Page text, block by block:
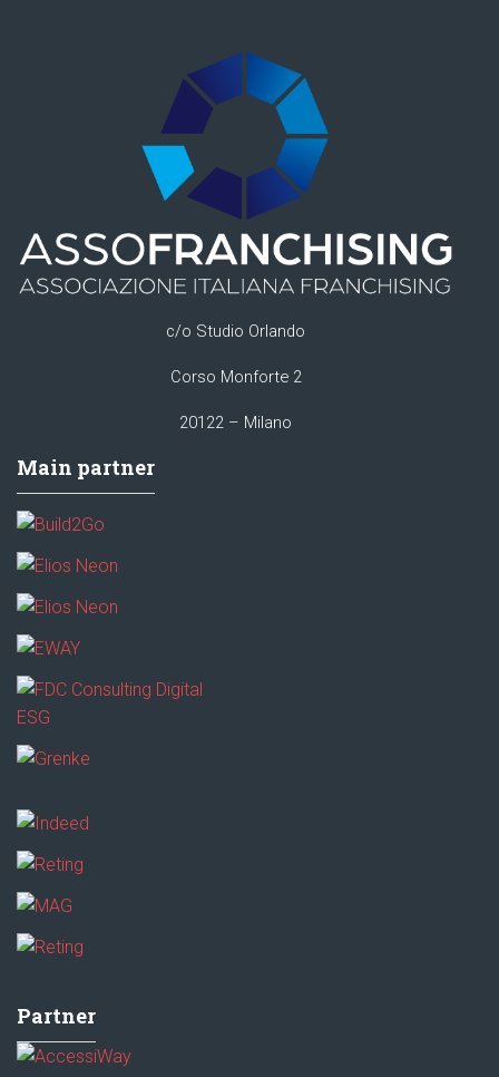
c/o Studio Orlando
Corso Monforte 2
20122 – Milano
Main partner
Partner